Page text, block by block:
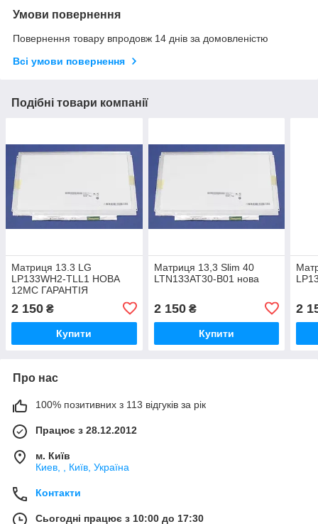
Умови повернення
Повернення товару впродовж 14 днів за домовленістю
Всі умови повернення
Подібні товари компанії
Матриця 13.3 LG
LP133WH2-TLL1 НОВА
12МС ГАРАНТІЯ
2 150 ₴
Купити
Матриця 13,3 Slim 40
LTN133AT30-B01 нова
2 150₴
Купити
2
Про нас
100% позитивних з 113 відгуків за рік
Працює з 28.12.2012
м. Київ
Киев, , Київ, Україна
Контакти
Сьогодні працює з 10:00 до 17:30